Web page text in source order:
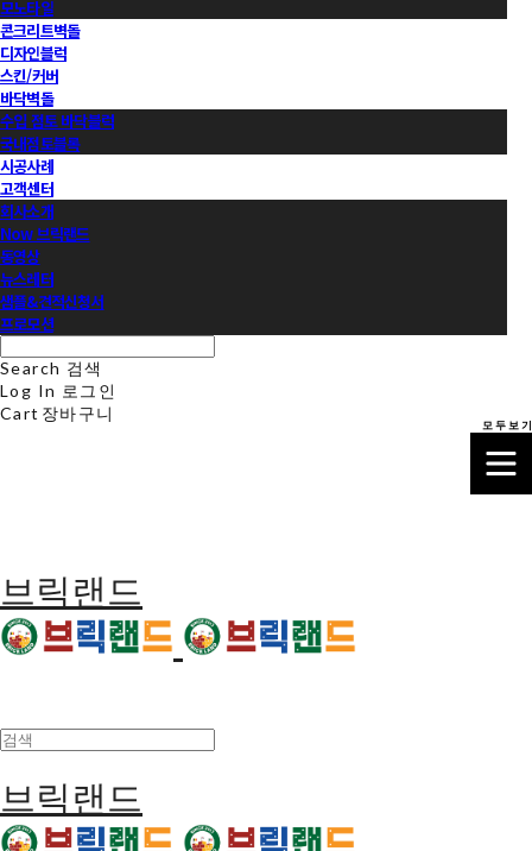
모노타일
콘크리트벽돌
디자인블럭
스킨/커버
바닥벽돌
수입 점토 바닥블럭
국내점토블록
시공사례
고객센터
회사소개
Now 브릭랜드
동영상
뉴스레터
샘플&견적신청서
프로모션
Search 검색
Log In 로그인
Cart 장바구니
브릭랜드
브릭랜드
모 두 보 기